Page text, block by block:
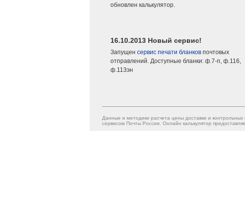
обновлен калькулятор.
16.10.2013 Новый сервис!
Запущен сервис печати бланков почтовых
отправлений. Доступные бланки: ф.7-п, ф.116,
ф.113эн
Данные и методики расчета цены доставки и
сервисом Почты России. Онлайн калькулятор